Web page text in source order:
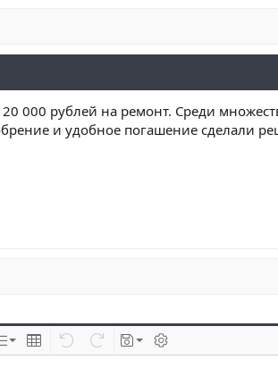
000 рублей на ремонт. Среди
и удобное погашение сделали
Insert table
Geri alileri alTaslaklar
BB kodunu değiştir